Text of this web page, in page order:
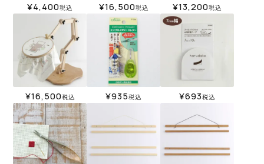
¥4,400税込 ¥16,500税込 ¥13,200税込
¥16,500税込 ¥935税込 ¥693税込